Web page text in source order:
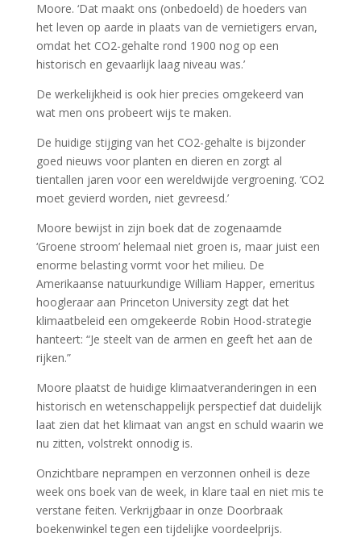
Moore. ‘Dat maakt ons (onbedoeld) de hoeders van
het leven op aarde in plaats van de vernietigers ervan,
omdat het CO2-gehalte rond 1900 nog op een
historisch en gevaarlijk laag niveau was.’
De werkelijkheid is ook hier precies omgekeerd van
wat men ons probeert wijs te maken.
De huidige stijging van het CO2-gehalte is bijzonder
goed nieuws voor planten en dieren en zorgt al
tientallen jaren voor een wereldwijde vergroening. ‘CO2
moet gevierd worden, niet gevreesd.’
Moore bewijst in zijn boek dat de zogenaamde
‘Groene stroom’ helemaal niet groen is, maar juist een
enorme belasting vormt voor het milieu. De
Amerikaanse natuurkundige William Happer, emeritus
hoogleraar aan Princeton University zegt dat het
klimaatbeleid een omgekeerde Robin Hood-strategie
hanteert: “Je steelt van de armen en geeft het aan de
rijken.”
Moore plaatst de huidige klimaatveranderingen in een
historisch en wetenschappelijk perspectief dat duidelijk
laat zien dat het klimaat van angst en schuld waarin we
nu zitten, volstrekt onnodig is.
Onzichtbare neprampen en verzonnen onheil is deze
week ons boek van de week, in klare taal en niet mis te
verstane feiten. Verkrijgbaar in onze Doorbraak
boekenwinkel tegen een tijdelijke voordeelprijs.